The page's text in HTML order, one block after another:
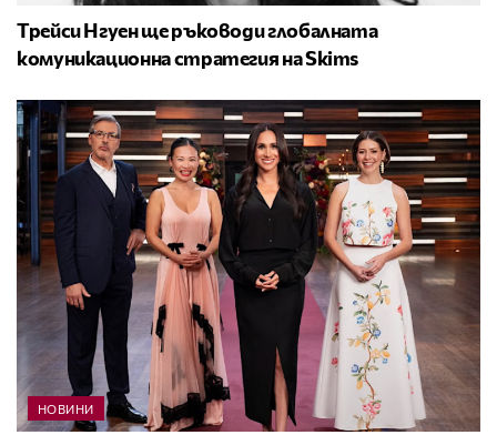
Трейси Нгуен ще ръководи глобалната
комуникационна стратегия на Skims
НОВИНИ